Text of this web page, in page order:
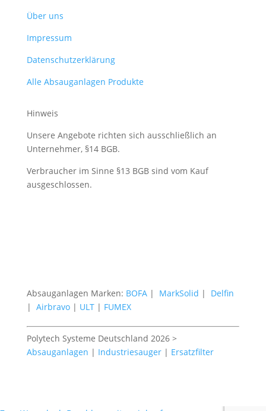
Über uns
Impressum
Datenschutzerklärung
Alle Absauganlagen Produkte
Hinweis
Unsere Angebote richten sich ausschließlich an
Unternehmer, §14 BGB.
Verbraucher im Sinne §13 BGB sind vom Kauf
ausgeschlossen.
Absauganlagen Marken: BOFA| MarkSolid | Delfin
| Airbravo| ULT| FUMEX
Polytech Systeme Deutschland 2026 >
Absauganlagen | Industriesauger| Ersatzfilter